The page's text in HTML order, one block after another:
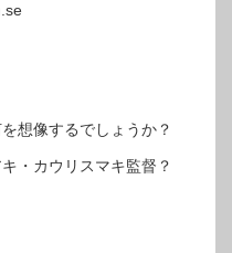
想像するでしょうか？
・カウリスマキ監督？